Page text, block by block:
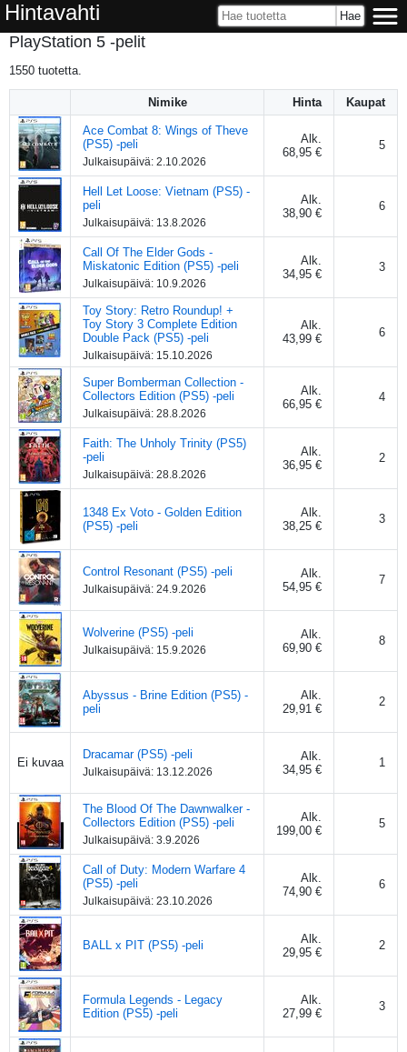
Hintavahti
PlayStation 5 -pelit
1550 tuotetta.
Nimike Hinta Kaupat
Ace Combat 8: Wings of Theve
(PS5) -peli
Julkaisupäivä: 2.10.2026
Alk.
68,95 €
5
Hell Let Loose: Vietnam (PS5) -
peli
Julkaisupäivä: 13.8.2026
Alk.
38,90 €
6
Call Of The Elder Gods -
Miskatonic Edition (PS5) -peli
Julkaisupäivä: 10.9.2026
Alk.
34,95 €
3
Toy Story: Retro Roundup! +
Toy Story 3 Complete Edition
Double Pack (PS5) -peli
Julkaisupäivä: 15.10.2026
Alk.
43,99 €
6
Super Bomberman Collection -
Collectors Edition (PS5) -peli
Julkaisupäivä: 28.8.2026
Alk.
66,95 €
4
Faith: The Unholy Trinity (PS5)
-peli
Julkaisupäivä: 28.8.2026
Alk.
36,95 €
2
1348 Ex Voto - Golden Edition
(PS5) -peli
Alk.
38,25 €
3
Control Resonant (PS5) -peli
Julkaisupäivä: 24.9.2026
Alk.
54,95 €
7
Wolverine (PS5) -peli
Julkaisupäivä: 15.9.2026
Alk.
69,90 €
8
Abyssus - Brine Edition (PS5) -
peli
Alk.
29,91 €
2
Ei kuvaa
Dracamar (PS5) -peli
Julkaisupäivä: 13.12.2026
Alk.
34,95 €
1
The Blood Of The Dawnwalker -
Collectors Edition (PS5) -peli
Julkaisupäivä: 3.9.2026
Alk.
199,00 €
5
Call of Duty: Modern Warfare 4
(PS5) -peli
Julkaisupäivä: 23.10.2026
Alk.
74,90 €
6
BALL x PIT (PS5) -peli
Alk.
29,95 €
2
Formula Legends - Legacy
Edition (PS5) -peli
Alk.
27,99 €
3